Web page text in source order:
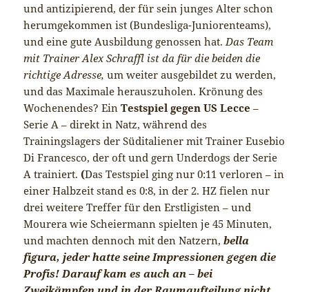
und antizipierend, der für sein junges Alter schon
herumgekommen ist (Bundesliga-Juniorenteams),
und eine gute Ausbildung genossen hat. Das Team
mit Trainer Alex Schraffl ist da für die beiden die
richtige Adresse,um weiter ausgebildet zu werden,
und das Maximale herauszuholen. Krönung des
Wochenendes? EinTestspiel gegen US Lecce –
Serie A – direkt in Natz, während des
Trainingslagers der Süditaliener mit Trainer Eusebio
Di Francesco, der oft und gern Underdogs der Serie
A trainiert. (Das Testspiel ging nur 0:11 verloren – in
einer Halbzeit stand es 0:8, in der 2. HZ fielen nur
drei weitere Treffer für den Erstligisten – und
Mourera wie Scheiermann spielten je 45 Minuten,
und machten dennoch mit den Natzern,bella
figura, jeder hatte seine Impressionen gegen die
Profis! Darauf kam es auch an – bei